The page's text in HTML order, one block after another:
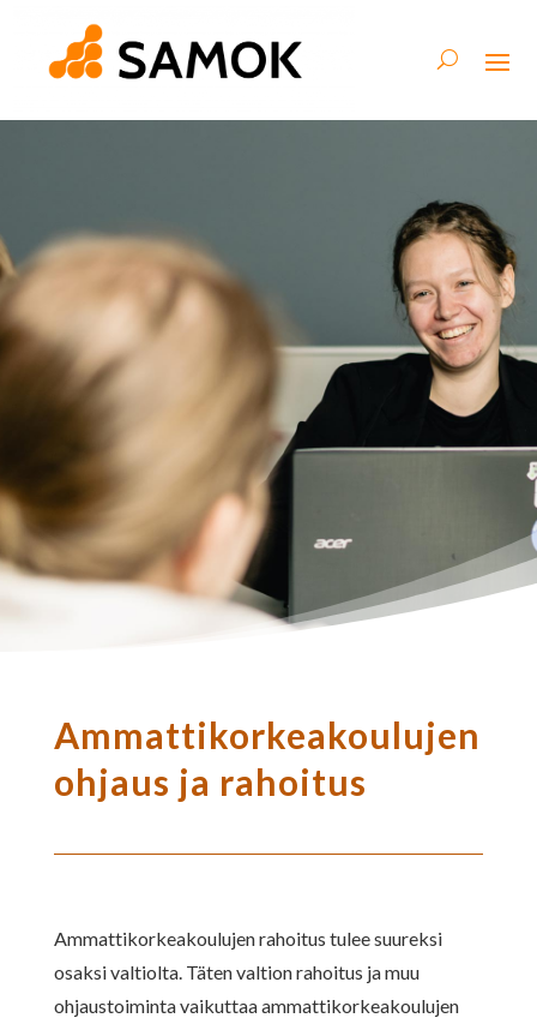
Ammattikorkeakoulujen
ohjaus ja rahoitus
Ammattikorkeakoulujen rahoitus tulee suureksi
osaksi valtiolta. Täten valtion rahoitus ja muu
ohjaustoiminta vaikuttaa ammattikorkeakoulujen